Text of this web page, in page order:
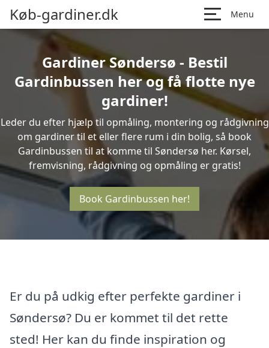
Køb-gardiner.dk Menu
Gardiner Søndersø - Bestil
Gardinbussen her og få flotte nye
gardiner!
Leder du efter hjælp til opmåling, montering og rådgivning
om gardiner til et eller flere rum i din bolig, så book
Gardinbussen til at komme til Søndersø her. Kørsel,
fremvisning, rådgivning og opmåling er gratis!
Book Gardinbussen her!
Er du på udkig efter perfekte gardiner i
Søndersø? Du er kommet til det rette
sted! Her kan du finde inspiration og